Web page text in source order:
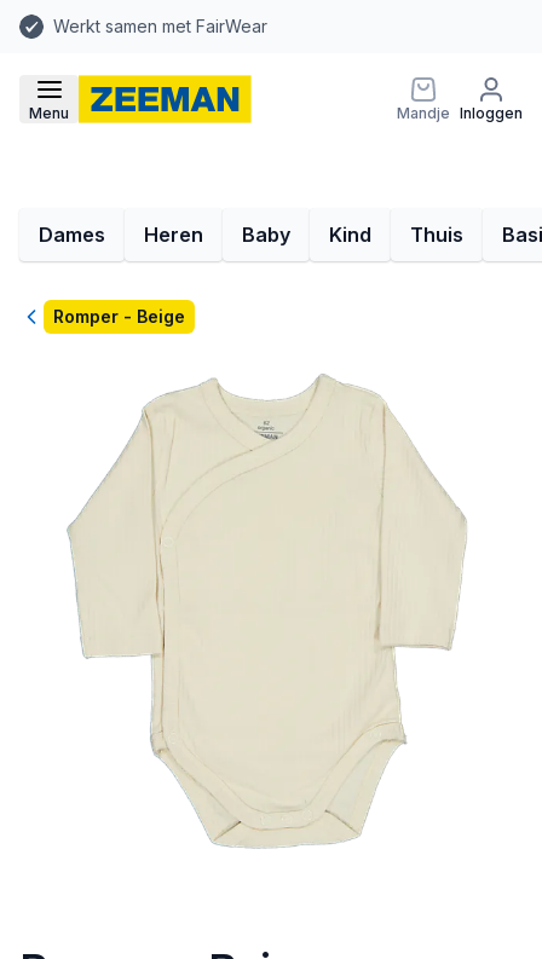
Werkt samen met FairWear
Menu Mandje Inloggen
Dames Heren Baby Kind Thuis
TerugRomper - Beige